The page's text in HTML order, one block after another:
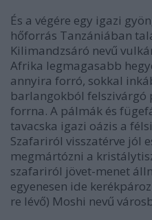
És a végére egy igazi
hőforrás Tanzániában
Kilimandzsáró nevű
Afrika legmagasabb
annyira forró, sokkal
barlangokból felszivárgó
forrna. A pálmák és
tavacska igazi oázis a
Szafariról visszatérve jól
megmártózni a
szafariról jövet-menet
egyenesen ide
re lévő) Moshi nevű